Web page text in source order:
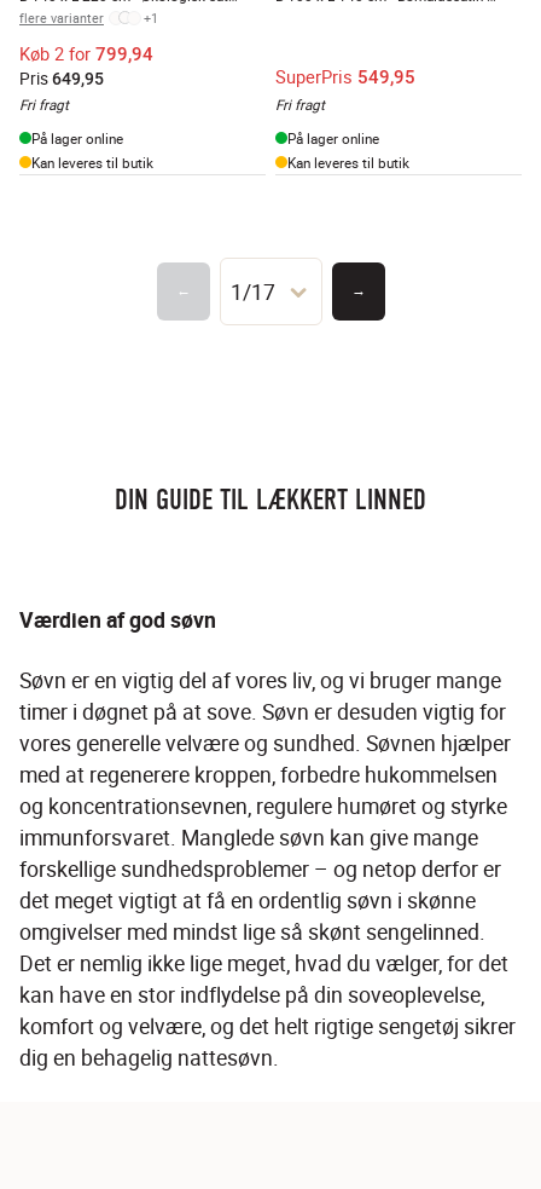
flere varianter +1
Køb 2 for 799,94
Pris649,95
Fri fragt
På lager online
Kan leveres til butik
SuperPris 549,95
Fri fragt
På lager online
Kan leveres til butik
← 1/17 →
DIN GUIDE TIL LÆKKERT LINNED
Værdien af god søvn
Søvn er en vigtig del af vores liv, og vi bruger mange
timer i døgnet på at sove. Søvn er desuden vigtig for
vores generelle velvære og sundhed. Søvnen hjælper
med at regenerere kroppen, forbedre hukommelsen
og koncentrationsevnen, regulere humøret og styrke
immunforsvaret. Manglede søvn kan give mange
forskellige sundhedsproblemer – og netop derfor er
det meget vigtigt at få en ordentlig søvn i skønne
omgivelser med mindst lige så skønt sengelinned.
Det er nemlig ikke lige meget, hvad du vælger, for det
kan have en stor indflydelse på din soveoplevelse,
komfort og velvære, og det helt rigtige sengetøj sikrer
dig en behagelig nattesøvn.